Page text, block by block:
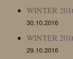
WINTER
30.10.2016
WINTER
29.10.2016